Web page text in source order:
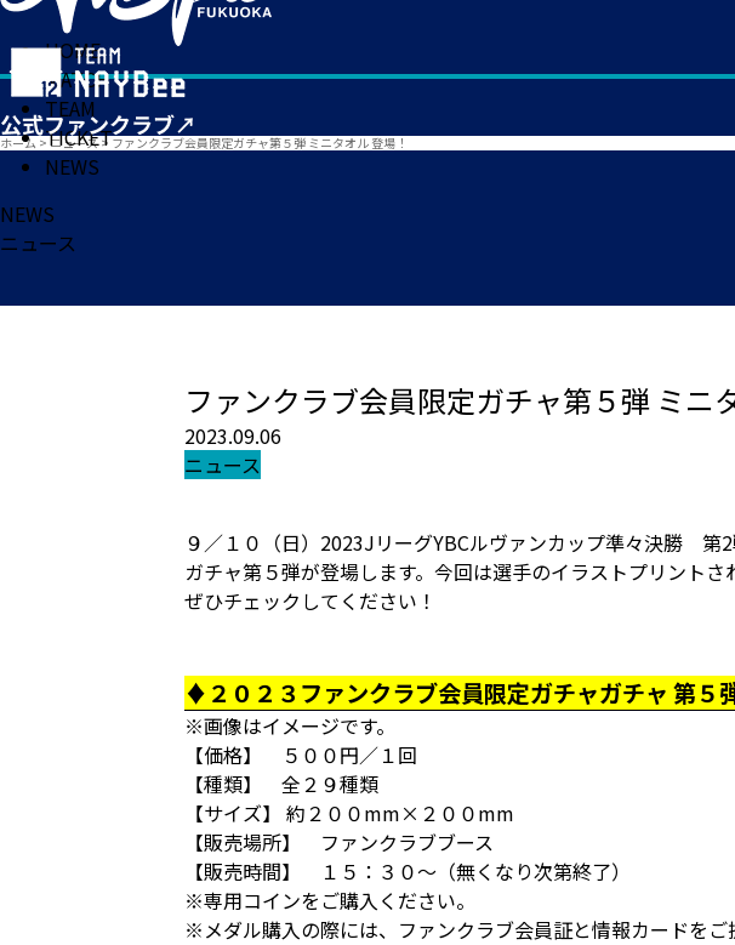
HOME
MATCH
TEAM
TICKET
NEWS
ホーム > ニュース> ファンクラブ会員限定ガチャ第５弾 ミニタオル 登場！
NEWS
ニュース
ファンクラブ会員限定ガチャ第５弾 ミニ
2023.09.06
ニュース
９／１０（日）2023JリーグYBCルヴァンカップ準々決勝 第
ガチャ第５弾が登場します。今回は選手のイラストプリントさ
ぜひチェックしてください！
♦２０２３ファンクラブ会員限定ガチャガチャ 第
※画像はイメージです。
【価格】 ５００円／１回
【種類】 全２９種類
【サイズ】 約２００mm×２００mm
【販売場所】 ファンクラブブース
【販売時間】 １５：３０～（無くなり次第終了）
※専用コインをご購入ください。
※メダル購入の際には、ファンクラブ会員証と情報カードをご